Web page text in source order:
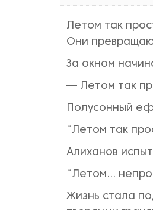
Летом так
Они
За окном
— Летом так
Полусонный
“Летом так
Алиханов
“Летом…
Жизнь стала